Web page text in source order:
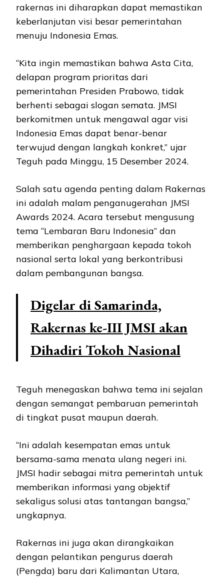
rakernas ini diharapkan dapat memastikan
keberlanjutan visi besar pemerintahan
menuju Indonesia Emas.
“Kita ingin memastikan bahwa Asta Cita,
delapan program prioritas dari
pemerintahan Presiden Prabowo, tidak
berhenti sebagai slogan semata. JMSI
berkomitmen untuk mengawal agar visi
Indonesia Emas dapat benar-benar
terwujud dengan langkah konkret,” ujar
Teguh pada Minggu, 15 Desember 2024.
Salah satu agenda penting dalam Rakernas
ini adalah malam penganugerahan JMSI
Awards 2024. Acara tersebut mengusung
tema “Lembaran Baru Indonesia” dan
memberikan penghargaan kepada tokoh
nasional serta lokal yang berkontribusi
dalam pembangunan bangsa.
Digelar di Samarinda,
Rakernas ke-III JMSI akan
Dihadiri Tokoh Nasional
Teguh menegaskan bahwa tema ini sejalan
dengan semangat pembaruan pemerintah
di tingkat pusat maupun daerah.
“Ini adalah kesempatan emas untuk
bersama-sama menata ulang negeri ini.
JMSI hadir sebagai mitra pemerintah untuk
memberikan informasi yang objektif
sekaligus solusi atas tantangan bangsa,”
ungkapnya.
Rakernas ini juga akan dirangkaikan
dengan pelantikan pengurus daerah
(Pengda) baru dari Kalimantan Utara,